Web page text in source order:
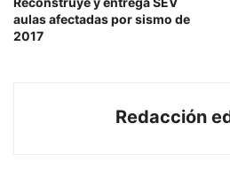
aulas afectadas por sismo de
2017
Redacción